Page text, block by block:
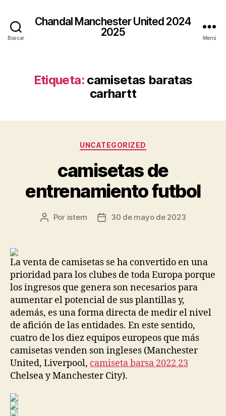
Buscar
Chandal Manchester United 2024
2025
Menú
Etiqueta: camisetas baratas
carhartt
Categorías
UNCATEGORIZED
camisetas de
entrenamiento futbol
Autor
Por istern
Fecha30 de mayo de 2023
La venta de camisetas se ha convertido en una
prioridad para los clubes de toda Europa porque
los ingresos que genera son necesarios para
aumentar el potencial de sus plantillas y,
además, es una forma directa de medir el nivel
de afición de las entidades. En este sentido,
cuatro de los diez equipos europeos que más
camisetas venden son ingleses (Manchester
United, Liverpool, camiseta barsa 2022 23
Chelsea y Manchester City).